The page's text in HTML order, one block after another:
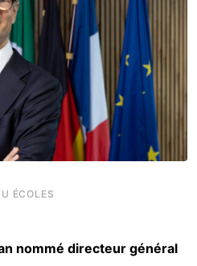
ÉCOLES
nommé directeur général